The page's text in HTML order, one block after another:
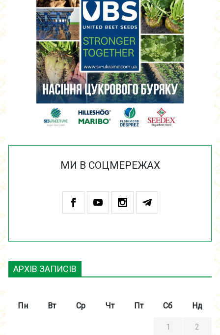
МИ В СОЦМЕРЕЖАХ
АРХІВ ЗАПИСІВ
Пн Вт Ср Чт Пт Сб Нд
1 2